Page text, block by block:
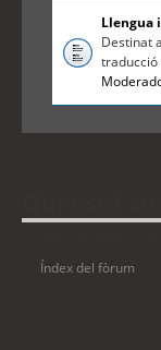
Llengua
Destinat
Índex del fòrum